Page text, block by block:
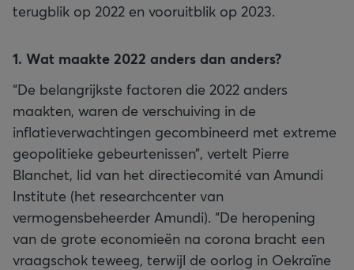
terugblik op 2022 en vooruitblik op 2023.
1. Wat maakte 2022 anders dan anders?
“De belangrijkste factoren die 2022 anders
maakten, waren de verschuiving in de
inflatieverwachtingen gecombineerd met extreme
geopolitieke gebeurtenissen”, vertelt Pierre
Blanchet, lid van het directiecomité van Amundi
Institute (het researchcenter van
vermogensbeheerder Amundi). “De heropening
van de grote economieën na corona bracht een
vraagschok teweeg, terwijl de oorlog in Oekraïne